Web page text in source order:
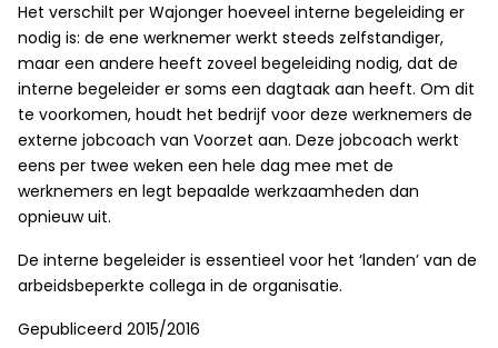
Het verschilt per Wajonger hoeveel interne begeleiding er
nodig is: de ene werknemer werkt steeds zelfstandiger,
maar een andere heeft zoveel begeleiding nodig, dat de
interne begeleider er soms een dagtaak aan heeft. Om dit
te voorkomen, houdt het bedrijf voor deze werknemers de
externe jobcoach van Voorzet aan. Deze jobcoach werkt
eens per twee weken een hele dag mee met de
werknemers en legt bepaalde werkzaamheden dan
opnieuw uit.
De interne begeleider is essentieel voor het ‘landen’ van de
arbeidsbeperkte collega in de organisatie.
Gepubliceerd 2015/2016